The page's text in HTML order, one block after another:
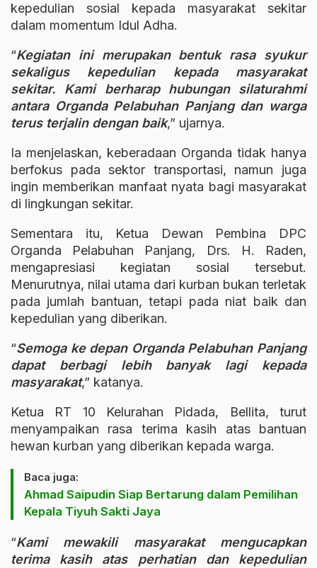
kepedulian sosial kepada masyarakat sekitar
dalam momentum Idul Adha.
“Kegiatan ini merupakan bentuk rasa syukur
sekaligus kepedulian kepada masyarakat
sekitar. Kami berharap hubungan silaturahmi
antara Organda Pelabuhan Panjang dan warga
terus terjalin dengan baik,” ujarnya.
Ia menjelaskan, keberadaan Organda tidak hanya
berfokus pada sektor transportasi, namun juga
ingin memberikan manfaat nyata bagi masyarakat
di lingkungan sekitar.
Sementara itu, Ketua Dewan Pembina DPC
Organda Pelabuhan Panjang, Drs. H. Raden,
mengapresiasi kegiatan sosial tersebut.
Menurutnya, nilai utama dari kurban bukan terletak
pada jumlah bantuan, tetapi pada niat baik dan
kepedulian yang diberikan.
“Semoga ke depan Organda Pelabuhan Panjang
dapat berbagi lebih banyak lagi kepada
masyarakat,” katanya.
Ketua RT 10 Kelurahan Pidada, Bellita, turut
menyampaikan rasa terima kasih atas bantuan
hewan kurban yang diberikan kepada warga.
Baca juga:
Ahmad Saipudin Siap Bertarung dalam Pemilihan
Kepala Tiyuh Sakti Jaya
“Kami mewakili masyarakat mengucapkan
terima kasih atas perhatian dan kepedulian